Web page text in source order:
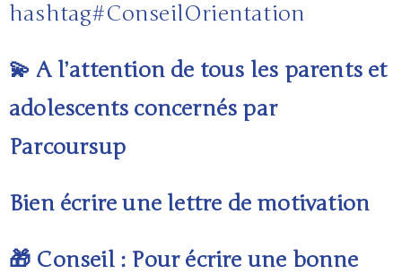
hashtag#ConseilOrientation
💫 A l’attention de tous les parents et
adolescents concernés par
Parcoursup
Bien écrire une lettre de motivation
🎁 Conseil : Pour écrire une bonne